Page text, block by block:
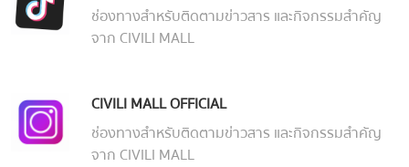
ช่องทางสำหรับติดตามข่าวสาร และกิจกรรมสำคัญ
จาก CIVILI MALL
CIVILI MALL OFFICIAL
ช่องทางสำหรับติดตามข่าวสาร และกิจกรรมสำคัญ
จาก CIVILI MALL